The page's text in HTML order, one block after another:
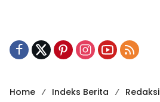
Home Indeks Berita
Redaksi